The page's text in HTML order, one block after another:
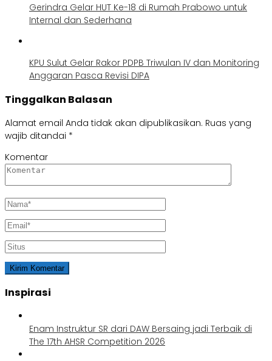
Gerindra Gelar HUT Ke-18 di Rumah Prabowo untuk
Internal dan Sederhana
KPU Sulut Gelar Rakor PDPB Triwulan IV dan Monitoring
Anggaran Pasca Revisi DIPA
Tinggalkan Balasan
Alamat email Anda tidak akan dipublikasikan. Ruas yang
wajib ditandai *
Komentar
Inspirasi
Enam Instruktur SR dari DAW Bersaing jadi Terbaik di
The 17th AHSR Competition 2026